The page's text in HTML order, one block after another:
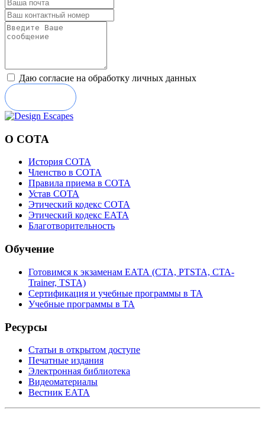
Даю согласие на обработку личных данных
О СОТА
История СОТА
Членство в СОТА
Правила приема в СОТА
Устав СОТА
Этический кодекс СОТА
Этический кодекс ЕАТА
Благотворительность
Обучение
Готовимся к экзаменам ЕАТА (СТА, PTSTA, СТА-
Trainer, TSTA)
Сертификация и учебные программы в ТА
Учебные программы в ТА
Ресурсы
Статьи в открытом доступе
Печатные издания
Электронная библиотека
Видеоматериалы
Вестник ЕАТА